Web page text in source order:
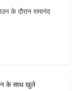
के दौरान रामानंद
के साथ खुले